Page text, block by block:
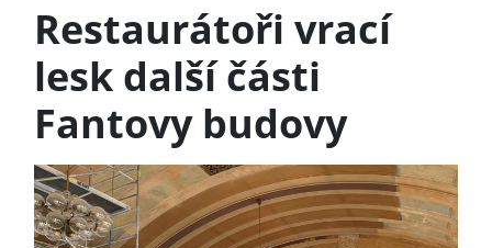
Restaurátoři vrací
lesk další části
Fantovy budovy